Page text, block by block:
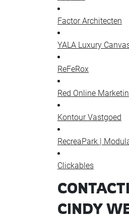
Factor Architecten
YALA Luxury
ReFeRox
Red Online
Kontour Vastgoed
RecreaPark |
Clickables
CINDY